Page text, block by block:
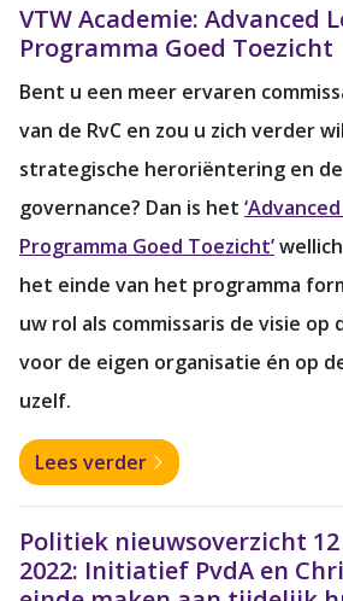
VTW Academie: Advanced
Programma Goed Toezicht
Bent u een meer ervaren
van de RvC en zou u zich verder
strategische heroriëntering en
governance? Dan is het
Programma Goed Toezicht’
het einde van het programma
uw rol als commissaris de visie op
voor de eigen organisatie én op
uzelf.
Lees verder
Politiek nieuwsoverzicht
2022: Initiatief PvdA en